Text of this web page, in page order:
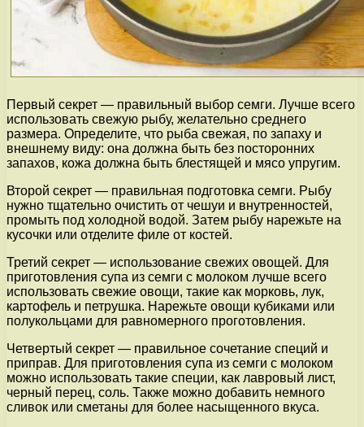
Первый секрет — правильный выбор семги. Лучше всего
использовать свежую рыбу, желательно среднего
размера. Определите, что рыба свежая, по запаху и
внешнему виду: она должна быть без посторонних
запахов, кожа должна быть блестящей и мясо упругим.
Второй секрет — правильная подготовка семги. Рыбу
нужно тщательно очистить от чешуи и внутренностей,
промыть под холодной водой. Затем рыбу нарежьте на
кусочки или отделите филе от костей.
Третий секрет — использование свежих овощей. Для
приготовления супа из семги с молоком лучше всего
использовать свежие овощи, такие как морковь, лук,
картофель и петрушка. Нарежьте овощи кубиками или
полукольцами для равномерного проготовления.
Четвертый секрет — правильное сочетание специй и
приправ. Для приготовления супа из семги с молоком
можно использовать такие специи, как лавровый лист,
черный перец, соль. Также можно добавить немного
сливок или сметаны для более насыщенного вкуса.